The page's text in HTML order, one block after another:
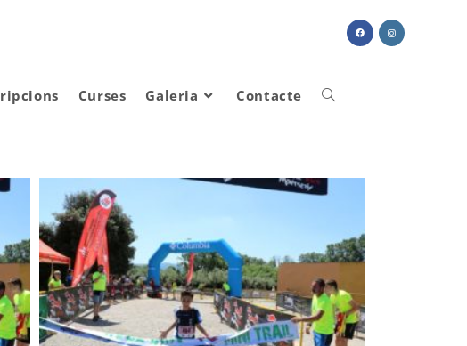
Curses Galeria Contacte